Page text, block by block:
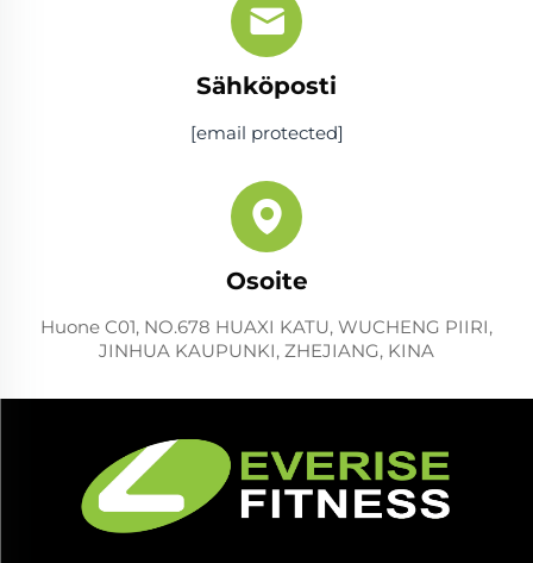
Sähköposti
[email protected]
Osoite
Huone C01, NO.678 HUAXI KATU, WUCHENG PIIRI,
JINHUA KAUPUNKI, ZHEJIANG, KINA